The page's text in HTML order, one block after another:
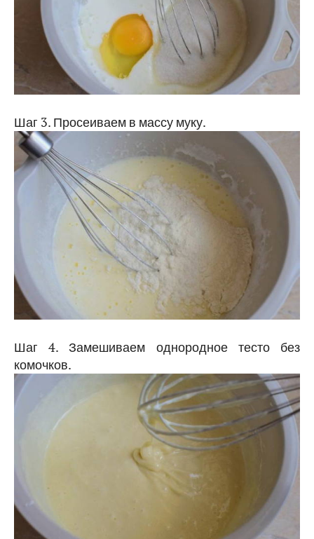
Шаг 3. Просеиваем в массу муку.
Шаг 4. Замешиваем однородное тесто без
комочков.